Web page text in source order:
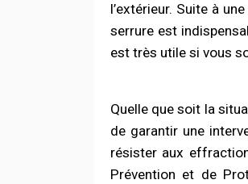
l’extérieur. Suite à
serrure est
est très utile si vous
Quelle que soit la
de garantir une
résister aux
Prévention et de